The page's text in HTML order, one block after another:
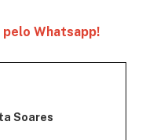
Whatsapp!
Soares